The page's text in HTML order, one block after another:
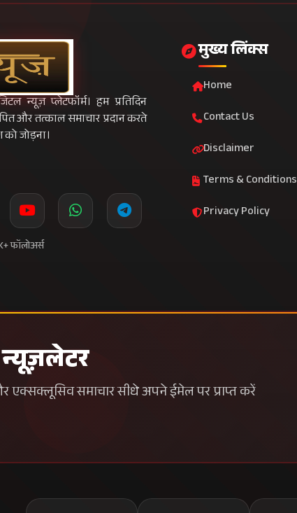
न्यूज़ प्लेटफॉर्म। हम प्रतिदिन
और तत्काल समाचार प्रदान करते
जोड़ना।
फॉलोअर्स
मुख्य लिंक्स
Home
Contact Us
Disclaimer
Terms & Conditions
Privacy Policy
न्यूज़लेटर
एक्सक्लूसिव समाचार सीधे अपने ईमेल पर प्राप्त करें